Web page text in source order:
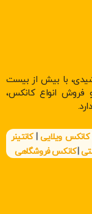
با بیش از بیست
فروش انواع کانکس،
کانکس ویلایی|کانتینر
|کانکس فروشگاهی